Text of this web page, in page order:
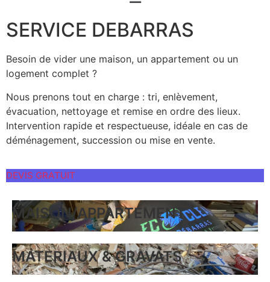
SERVICE DEBARRAS
Besoin de vider une maison, un appartement ou un
logement complet ?
Nous prenons tout en charge : tri, enlèvement,
évacuation, nettoyage et remise en ordre des lieux.
Intervention rapide et respectueuse, idéale en cas de
déménagement, succession ou mise en vente.
DEVIS GRATUIT
MAISON/APPARTEMENT
MATERIAUX & GRAVATS